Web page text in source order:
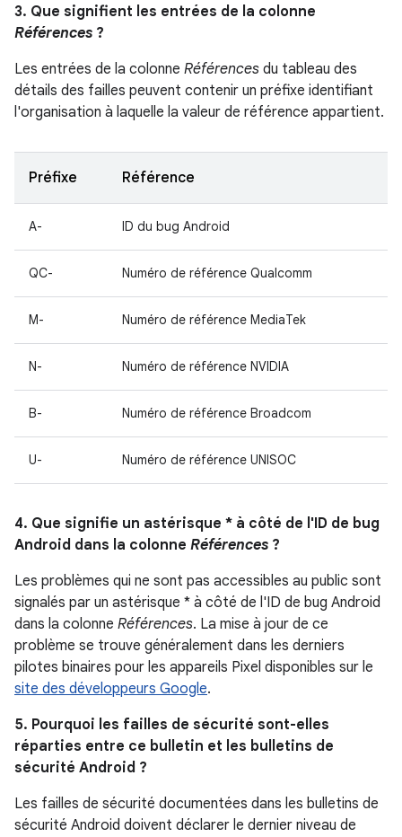
3. Que signifient les entrées de la colonne
Références ?
Les entrées de la colonne Références du tableau des
détails des failles peuvent contenir un préfixe identifiant
l'organisation à laquelle la valeur de référence appartient.
Préfixe Référence
A- ID du bug Android
QC- Numéro de référence Qualcomm
M- Numéro de référence MediaTek
N- Numéro de référence NVIDIA
B- Numéro de référence Broadcom
U- Numéro de référence UNISOC
4. Que signifie un astérisque * à côté de l'ID de bug
Android dans la colonne Références ?
Les problèmes qui ne sont pas accessibles au public sont
signalés par un astérisque * à côté de l'ID de bug Android
dans la colonne Références. La mise à jour de ce
problème se trouve généralement dans les derniers
pilotes binaires pour les appareils Pixel disponibles sur le
site des développeurs Google.
5. Pourquoi les failles de sécurité sont-elles
réparties entre ce bulletin et les bulletins de
sécurité Android ?
Les failles de sécurité documentées dans les bulletins de
sécurité Android doivent déclarer le dernier niveau de